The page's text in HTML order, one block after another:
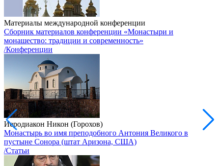
Материалы международной конференции
Сборник материалов конференции «Монастыри и
монашество: традиции и современность»
/Конференции
Иеродиакон Никон (Горохов)
Монастырь во имя преподобного Антония Великого в
пустыне Сонора (штат Аризона, США)
/Статьи